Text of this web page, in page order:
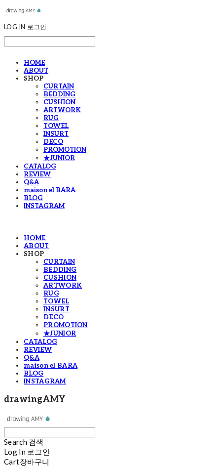
LOG IN 로그인
HOME
ABOUT
SHOP
CURTAIN
BEDDING
CUSHION
ARTWORK
RUG
TOWEL
INSURT
DECO
PROMOTION
★JUNIOR
CATALOG
REVIEW
Q&A
maison el BARA
BLOG
INSTAGRAM
HOME
ABOUT
SHOP
CURTAIN
BEDDING
CUSHION
ARTWORK
RUG
TOWEL
INSURT
DECO
PROMOTION
★JUNIOR
CATALOG
REVIEW
Q&A
maison el BARA
BLOG
INSTAGRAM
drawingAMY
Search 검색
Log In 로그인
Cart장바구니